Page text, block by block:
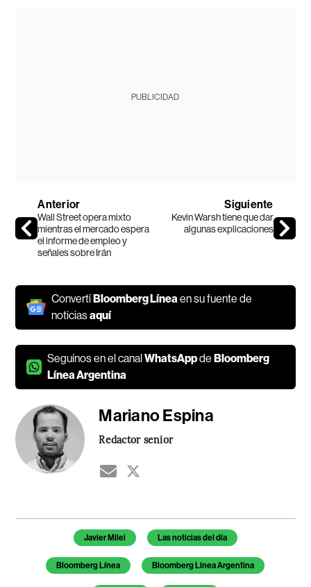
PUBLICIDAD
Anterior
Wall Street opera mixto
mientras el mercado espera
el informe de empleo y
señales sobre Irán
Siguiente
Kevin Warsh tiene que dar
algunas explicaciones
ConvertíBloomberg Línea en su fuente de
noticiasaquí
Seguínos en el canalWhatsAppdeBloomberg
Línea Argentina
Mariano Espina
Redactor senior
Temas de este artículo
Javier Milei Las noticias del día
Bloomberg Línea Bloomberg Línea Argentina